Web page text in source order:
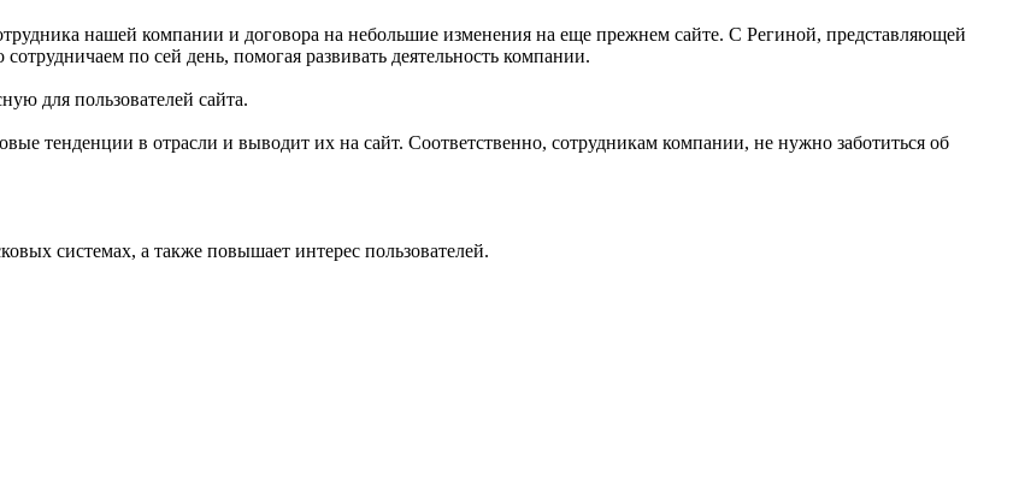
нашей компании и договора на небольшие изменения на еще прежнем сайте. С Региной, представляющей
по сей день, помогая развивать деятельность компании.
для пользователей сайта.
тенденции в отрасли и выводит их на сайт. Соответственно, сотрудникам компании, не нужно заботиться об
системах, а также повышает интерес пользователей.